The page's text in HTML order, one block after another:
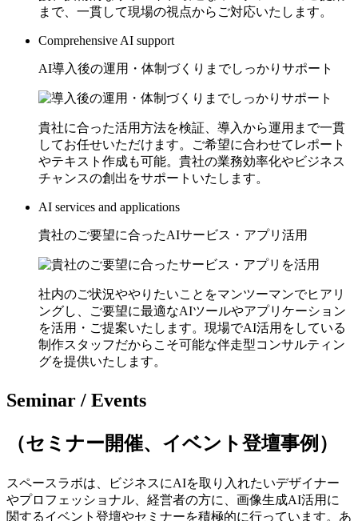
まで、一貫して現場の視点からご対応いたします。
Comprehensive AI support
AI導入後の運用・体制づくりまでしっかりサポート
貴社に合った活用方法を検証、導入から運用まで一貫
してお任せいただけます。ご希望に合わせてレポート
やテキスト作成も可能。貴社の業務効率化やビジネス
チャンスの創出をサポートいたします。
AI services and applications
貴社のご要望に合ったAIサービス・アプリ活用
社内のご状況ややりたいことをマンツーマンでヒアリ
ングし、ご要望に最適なAIツールやアプリケーション
を活用・ご提案いたします。現場でAI活用をしている
制作スタッフだからこそ可能な伴走型コンサルティン
グを提供いたします。
Seminar / Events
（セミナー開催、イベント登壇事例）
スペースラボは、ビジネスにAIを取り入れたいデザイナー
やプロフェッショナル、経営者の方に、画像生成AI活用に
関するイベント登壇やセミナーを積極的に行っています。あ